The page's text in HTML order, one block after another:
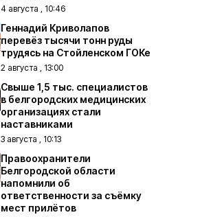
4 августа , 10:46
Геннадий Криволапов
перевёз тысячи тонн руды
трудясь на Стойленском ГОКе
2 августа , 13:00
Свыше 1,5 тыс. специалистов
в белгородских медицинских
организациях стали
наставниками
3 августа , 10:13
Правоохранители
Белгородской области
напомнили об
ответственности за съёмку
мест прилётов